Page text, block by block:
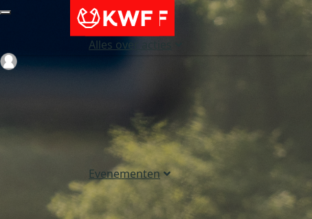
Alles over acties
Evenementen